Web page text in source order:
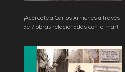
¡Acércate a Carlos Arniches a través
de 7 obras relacionadas con la mar!